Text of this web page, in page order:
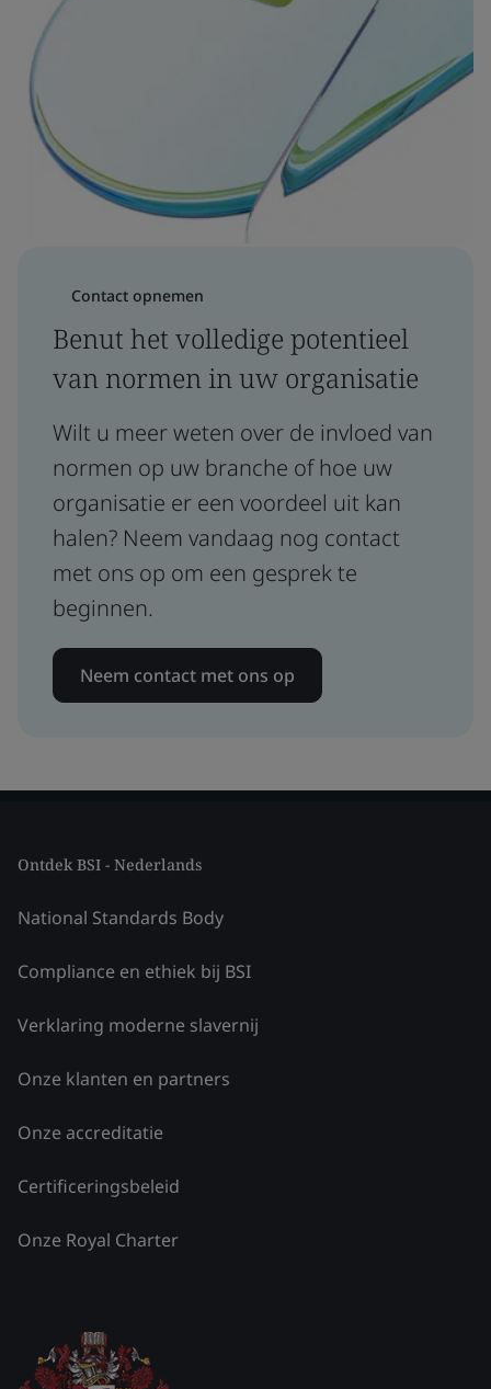
Contact opnemen
Benut het volledige potentieel
van normen in uw organisatie
Wilt u meer weten over de invloed van
normen op uw branche of hoe uw
organisatie er een voordeel uit kan
halen? Neem vandaag nog contact
met ons op om een gesprek te
beginnen.
Neem contact met ons op
Ontdek BSI - Nederlands
National Standards Body
Compliance en ethiek bij BSI
Verklaring moderne slavernij
Onze klanten en partners
Onze accreditatie
Certificeringsbeleid
Onze Royal Charter